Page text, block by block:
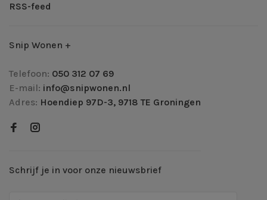
RSS-feed
Snip Wonen +
Telefoon: 050 312 07 69
E-mail: info@snipwonen.nl
Adres: Hoendiep 97D-3, 9718 TE Groningen
Schrijf je in voor onze nieuwsbrief